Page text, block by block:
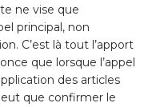
ne vise que
principal, non
C’est là tout l’apport
que lorsque l’appel
des articles
que confirmer le